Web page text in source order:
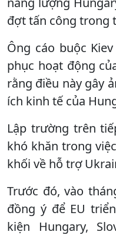
đợt tấn công trong
Ông cáo buộc
phục hoạt động
rằng điều này gây
ích kinh tế của
Lập trường trên
khó khăn trong
khối về hỗ trợ
Trước đó, vào
đồng ý để EU
kiện Hungary,